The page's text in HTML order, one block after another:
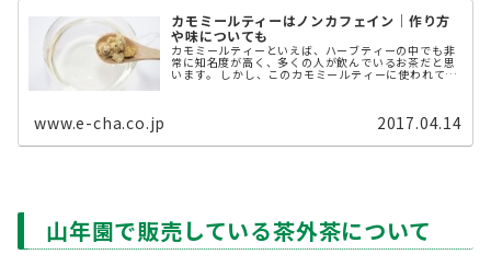
カモミールティーはノンカフェイン｜作り方
や味についても
カモミールティーといえば、ハーブティーの中でも非
常に知名度が高く、多くの人が飲んでいるお茶だと思
います。 しかし、このカモミールティーに使われてい
www.e-cha.co.jp 2017.04.14
山年園で販売している茶外茶について